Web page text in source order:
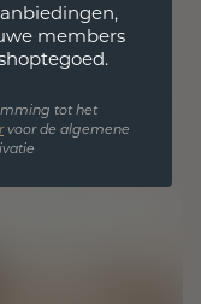
verbinding,
des tijds te
van liefde en
om voor altijd te
members
tot het
rvoor de algemene